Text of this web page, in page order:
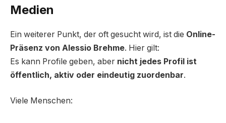
Medien
Ein weiterer Punkt, der oft gesucht wird, ist die Online-
Präsenz von Alessio Brehme. Hier gilt:
Es kann Profile geben, aber nicht jedes Profil ist
öffentlich, aktiv oder eindeutig zuordenbar.
Viele Menschen: